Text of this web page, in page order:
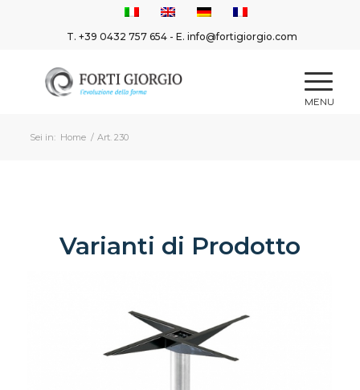
T.+39 0432 757 654 - E.info@fortigiorgio.com
Sei in: Home / Art. 230
Varianti di Prodotto